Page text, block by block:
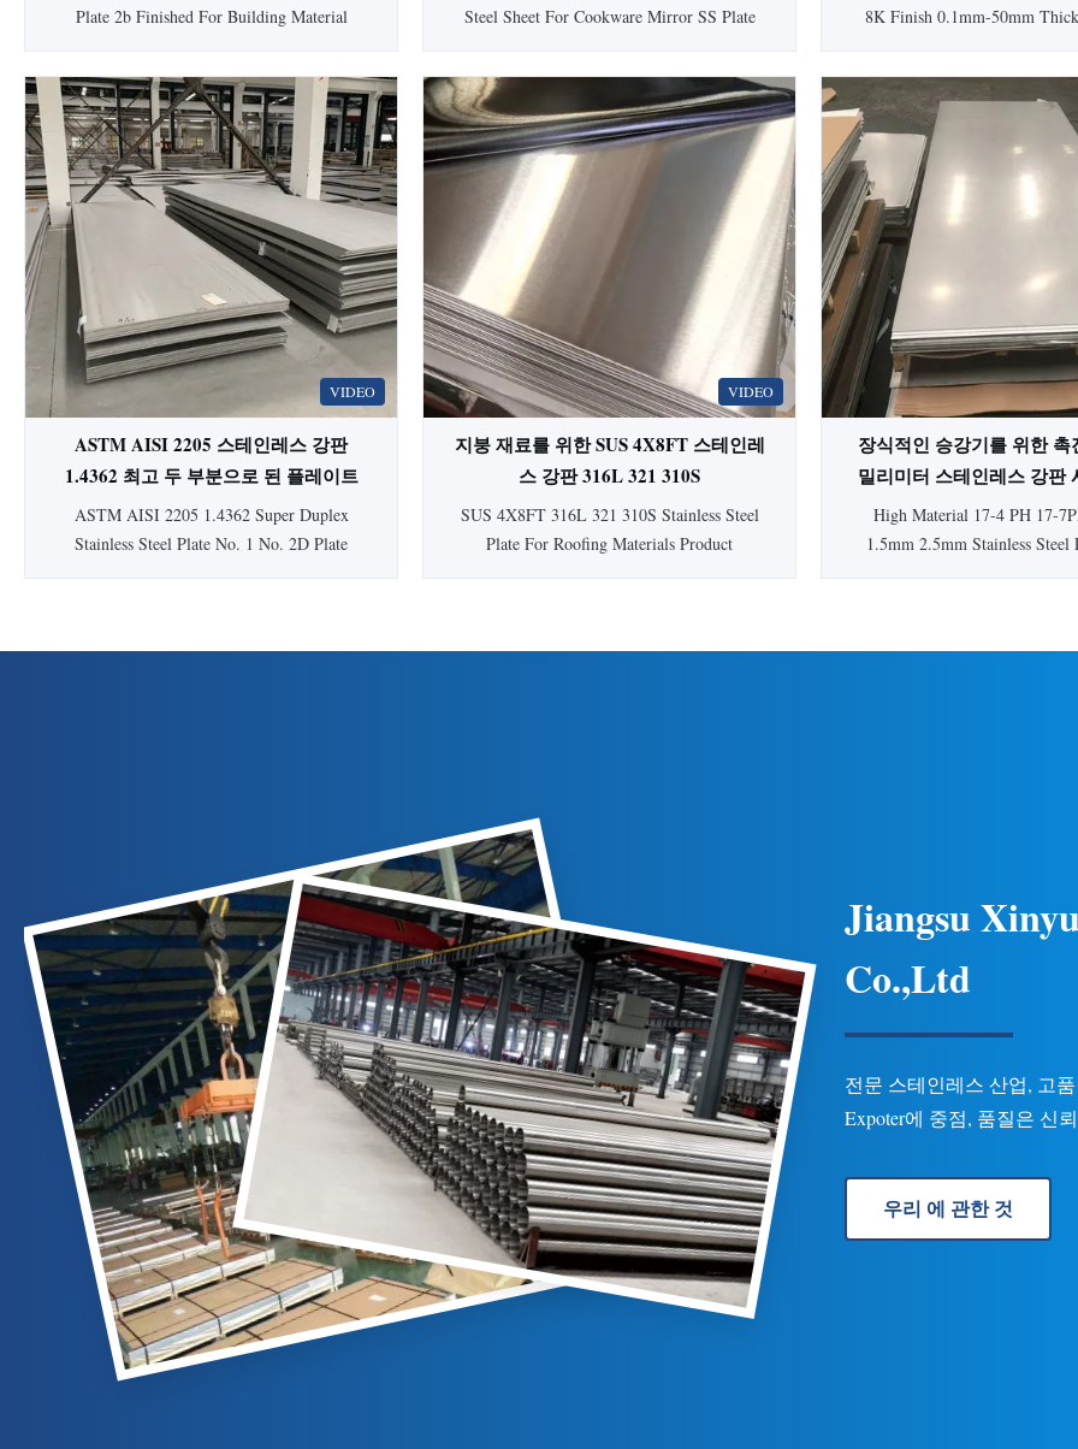
Plate 2b Finished For Building Material
and widely used of all stainless steels. Its
chemical composition, mechanical properties,
weldability and corrosion/oxidation resistance
provide the best all-round performanc...
Steel Sheet For Cookware Mirror SS Plate
chemical equipment 2)Used in life stainless
steel items 3)Building materials, architectural
decoration 4)Storage tanks used for
appliances and kitchen equipment. Product ...
8K Finish 0.1mm-50mm
stainless steel is a general
steel. It is an alloy material
carbon, nickel and
magnetic stainless steel material
VIDEO
ASTM AISI 2205 스테인레스 강판
1.4362 최고 두 부분으로 된 플레이트
부식 저항성
ASTM AISI 2205 1.4362 Super Duplex
Stainless Steel Plate No. 1 No. 2D Plate
stainless steel 2205 alloy has superior
VIDEO
지붕 재료를 위한 SUS 4X8FT 스테인레
스 강판 316L 321 310S
SUS 4X8FT 316L 321 310S Stainless Steel
Plate For Roofing Materials Product
heavy industry, light industry, household
장식적인 승강기를 위한 촉
밀리미터 스테인레스 강판
High Material 17-4 PH 17-
1.5mm 2.5mm Stainless Steel
are easy to adjust the strength
Jiangsu
Co.,Ltd
전문 스테인레스 산업, 고
Expoter에 중점, 품질은 신
우리 에 관한 것